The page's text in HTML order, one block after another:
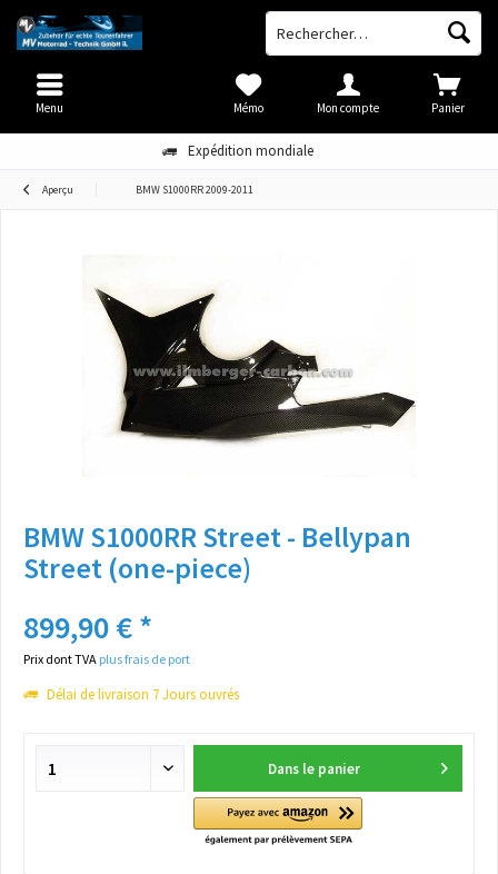
Expédition mondiale
Panier
Mémo Mon compte
Menu
Aperçu BMW S1000RR 2009-2011
BMW S1000RR Street - Bellypan
Street (one-piece)
899,90 € *
Prix dont TVA plus frais de port
Délai de livraison 7 Jours ouvrés
Dans le panier